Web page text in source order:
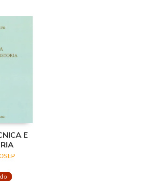
E